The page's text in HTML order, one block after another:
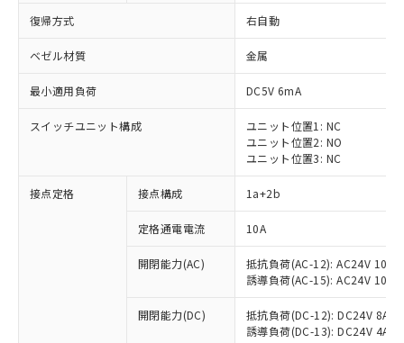
復帰方式 右自動
ベゼル材質 金属
最小適用負荷 DC5V 6mA
スイッチユニット構成
ユニット位置1: NC
ユニット位置2: NO
ユニット位置3: NC
接点定格 接点構成 1a+2b
定格通電電流 10A
開閉能力(AC)
抵抗負荷(AC-12): AC24V 10A/
誘導負荷(AC-15): AC24V
開閉能力(DC)
抵抗負荷(DC-12): DC24V 8A/
誘導負荷(DC-13): DC24V 4A/
ご利用条件
対応済み：EU RoHS指令（10物質）の
非含有に対応した製品が提供可能な商品で
有に対応した製品に切り替える予定のある